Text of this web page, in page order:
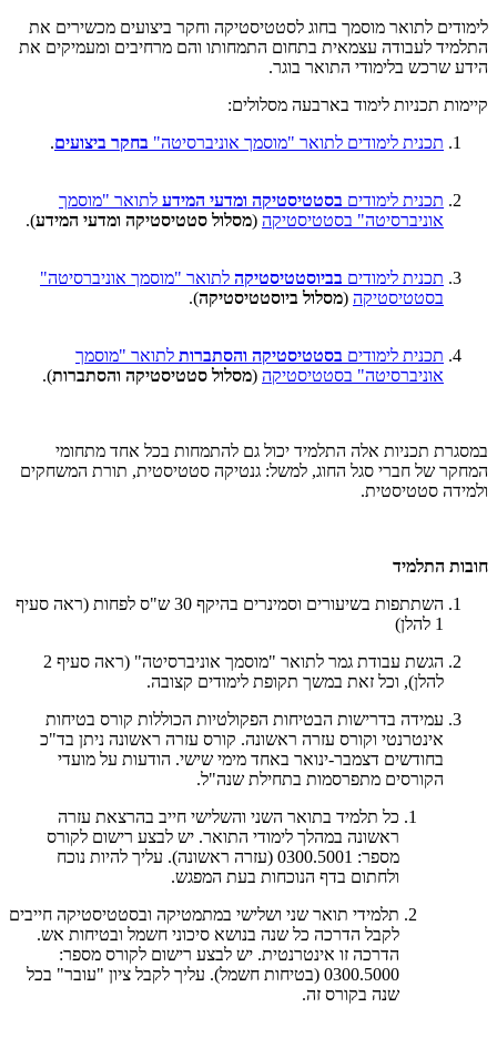
לימודים לתואר מוסמך בחוג לסטטיסטיקה וחקר ביצועים מכשירים את
התלמיד לעבודה עצמאית בתחום התמחותו והם מרחיבים ומעמיקים את
הידע שרכש בלימודי התואר בוגר.
קיימות תכניות לימוד בארבעה מסלולים:
תכנית לימודים לתואר "מוסמך אוניברסיטה" בחקר ביצועים.
תכנית לימודים בסטטיסטיקה ומדעי המידע לתואר "מוסמך
אוניברסיטה" בסטטיסטיקה (מסלול סטטיסטיקה ומדעי המידע).
תכנית לימודים בביוסטטיסטיקה לתואר "מוסמך אוניברסיטה"
בסטטיסטיקה (מסלול ביוסטטיסטיקה).
תכנית לימודים בסטטיסטיקה והסתברות לתואר "מוסמך
אוניברסיטה" בסטטיסטיקה (מסלול סטטיסטיקה והסתברות).
במסגרת תכניות אלה התלמיד יכול גם להתמחות בכל אחד מתחומי
המחקר של חברי סגל החוג, למשל: גנטיקה סטטיסטית, תורת המשחקים
ולמידה סטטיסטית.
חובות התלמיד
השתתפות בשיעורים וסמינרים בהיקף 30 ש"ס לפחות (ראה סעיף
1 להלן)
הגשת עבודת גמר לתואר "מוסמך אוניברסיטה" (ראה סעיף 2
להלן), וכל זאת במשך תקופת לימודים קצובה.
עמידה בדרישות הבטיחות הפקולטיות הכוללות קורס בטיחות
אינטרנטי וקורס עזרה ראשונה. קורס עזרה ראשונה ניתן בד"כ
בחודשים דצמבר-ינואר באחד מימי שישי. הודעות על מועדי
הקורסים מתפרסמות בתחילת שנה"ל.
כל תלמיד בתואר השני והשלישי חייב בהרצאת עזרה
ראשונה במהלך לימודי התואר. יש לבצע רישום לקורס
מספר: 0300.5001 (עזרה ראשונה). עליך להיות נוכח
ולחתום בדף הנוכחות בעת המפגש.
תלמידי תואר שני ושלישי במתמטיקה ובסטטיסטיקה חייבים
לקבל הדרכה כל שנה בנושא סיכוני חשמל ובטיחות אש.
הדרכה זו אינטרנטית. יש לבצע רישום לקורס מספר:
0300.5000 (בטיחות חשמל). עליך לקבל ציון "עובר" בכל
שנה בקורס זה.